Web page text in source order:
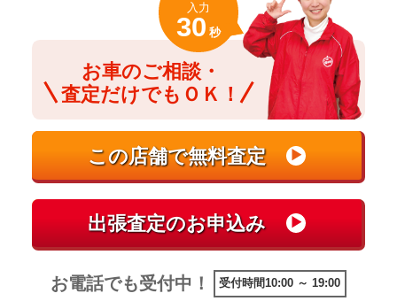
お車のご相談・
査定だけでもＯＫ！
入力
30 秒
お電話でも受付中！ 受付時間10:00 ～ 19:00